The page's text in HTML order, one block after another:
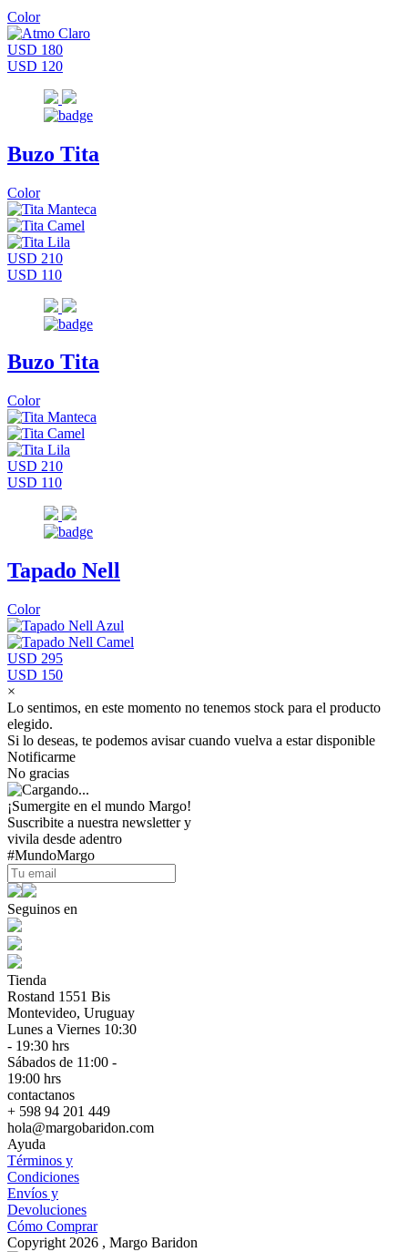
Color
USD 180
USD 120
Buzo Tita
Color
USD 210
USD 110
Buzo Tita
Color
USD 210
USD 110
Tapado Nell
Color
USD 295
USD 150
×
Lo sentimos, en este momento no tenemos stock para el producto
elegido.
Si lo deseas, te podemos avisar cuando vuelva a estar disponible
Notificarme
No gracias
¡Sumergite en el mundo Margo!
Suscribite a nuestra newsletter y
vivila desde adentro
#MundoMargo
Seguinos en
Tienda
Rostand 1551 Bis
Montevideo, Uruguay
Lunes a Viernes 10:30
- 19:30 hrs
Sábados de 11:00 -
19:00 hrs
contactanos
+ 598 94 201 449
hola@margobaridon.com
Ayuda
Términos y
Condiciones
Envíos y
Devoluciones
Cómo Comprar
Copyright 2026 , Margo Baridon